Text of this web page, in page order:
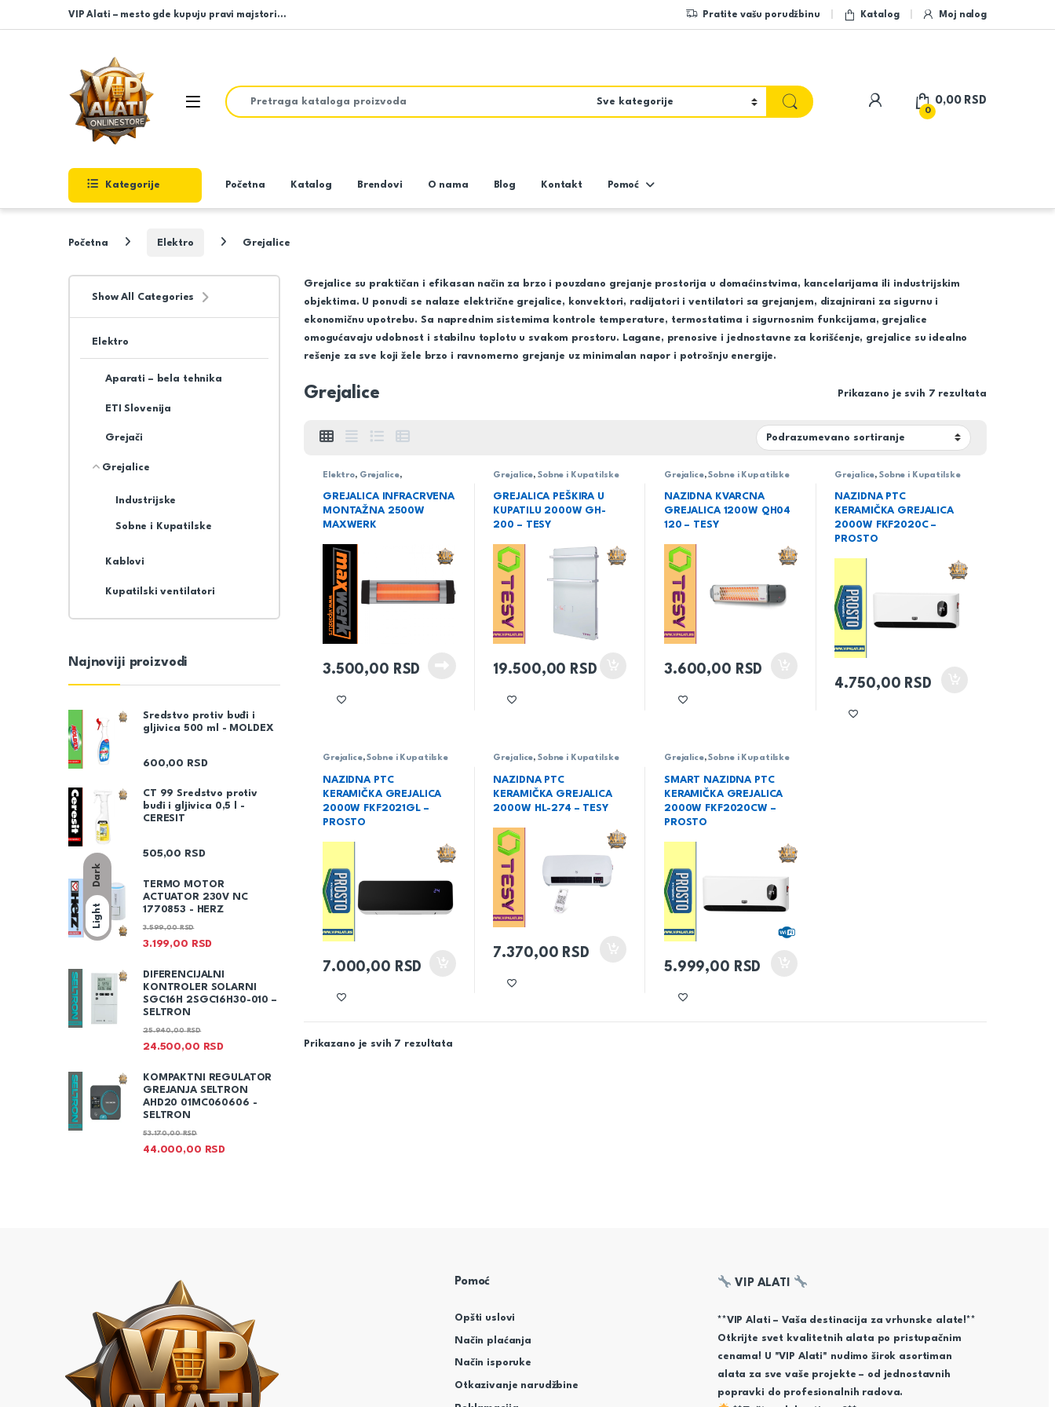
Dark
Light
Skip to navigation
Skip to content
VIP Alati – mesto gde kupuju pravi majstori… Pratite vašu porudžbinu Katalog Moj nalog
Open
Search for:
My Account
0
0,00 RSD
Kategorije Početna Katalog Brendovi O nama Blog Kontakt Pomoć
Početna Elektro Grejalice
Grejalice su praktičan i efikasan način za brzo i pouzdano grejanje prostorija u domaćinstvima, kancelarijama ili industrijskim
objektima. U ponudi se nalaze električne grejalice, konvektori, radijatori i ventilatori sa grejanjem, dizajnirani za sigurnu i
ekonomičnu upotrebu. Sa naprednim sistemima kontrole temperature, termostatima i sigurnosnim funkcijama, grejalice
omogućavaju udobnost i stabilnu toplotu u svakom prostoru. Lagane, prenosive i jednostavne za korišćenje, grejalice su idealno
rešenje za sve koji žele brzo i ravnomerno grejanje uz minimalan napor i potrošnju energije.
Grejalice Prikazano je svih 7 rezultata
Elektro, Grejalice,
GREJALICA INFRACRVENA
MONTAŽNA 2500W
MAXWERK
3.500,00 RSD
Grejalice, Sobne i Kupatilske
GREJALICA PEŠKIRA U
KUPATILU 2000W GH-
200 – TESY
19.500,00 RSD
Grejalice,Sobne i Kupatilske
NAZIDNA KVARCNA
GREJALICA 1200W QH04
120 – TESY
3.600,00 RSD
Grejalice, Sobne i Kupatilske
NAZIDNA PTC
KERAMIČKA GREJALICA
2000W FKF2020C –
PROSTO
4.750,00 RSD
Grejalice,Sobne i Kupatilske
NAZIDNA PTC
KERAMIČKA GREJALICA
2000W FKF2021GL –
PROSTO
7.000,00 RSD
Grejalice, Sobne i Kupatilske
NAZIDNA PTC
KERAMIČKA GREJALICA
2000W HL-274 – TESY
7.370,00 RSD
Grejalice,Sobne i Kupatilske
SMART NAZIDNA PTC
KERAMIČKA GREJALICA
2000W FKF2020CW –
PROSTO
5.999,00 RSD
Prikazano je svih 7 rezultata
Show All Categories
Elektro
Aparati – bela tehnika
ETI Slovenija
Grejači
Grejalice
Industrijske
Sobne i Kupatilske
Kablovi
Kupatilski ventilatori
Najnoviji proizvodi
Sredstvo protiv buđi i
gljivica 500 ml - MOLDEX
600,00 RSD
CT 99 Sredstvo protiv
buđi i gljivica 0,5 l -
CERESIT
505,00 RSD
TERMO MOTOR
ACTUATOR 230V NC
1770853 - HERZ
3.199,00 RSD
3.599,00RSD
DIFERENCIJALNI
KONTROLER SOLARNI
SGC16H 2SGC16H30-010 –
SELTRON
24.500,00 RSD
25.940,00RSD
KOMPAKTNI REGULATOR
GREJANJA SELTRON
AHD20 01MC060606 -
SELTRON
44.000,00 RSD
53.170,00RSD
Pomoć
Opšti uslovi
Način plaćanja
Način isporuke
Otkazivanje narudžbine
VIP ALATI
**VIP Alati – Vaša destinacija za vrhunske alate!**
Otkrijte svet kvalitetnih alata po pristupačnim
cenama! U "VIP Alati" nudimo širok asortiman
alata za sve vaše projekte – od jednostavnih
popravki do profesionalnih radova.